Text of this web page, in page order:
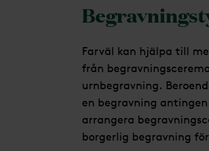
Farväl kan hjälpa till
från
urnbegravning.
en begravning
arrangera
borgerlig begravning